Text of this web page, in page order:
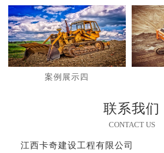
案例展示四
联系我们
CONTACT US
江西卡奇建设工程有限公司